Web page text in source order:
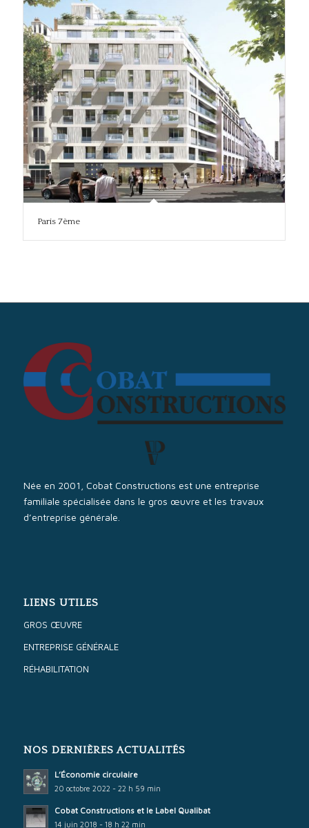
Paris 7ème
Née en 2001, Cobat Constructions est une entreprise
familiale spécialisée dans le gros œuvre et les travaux
d’entreprise générale.
LIENS UTILES
GROS ŒUVRE
ENTREPRISE GÉNÉRALE
RÉHABILITATION
NOS DERNIÈRES ACTUALITÉS
L’Économie circulaire
20 octobre 2022 - 22 h 59 min
Cobat Constructions et le Label Qualibat
14 juin 2018 - 18 h 22 min